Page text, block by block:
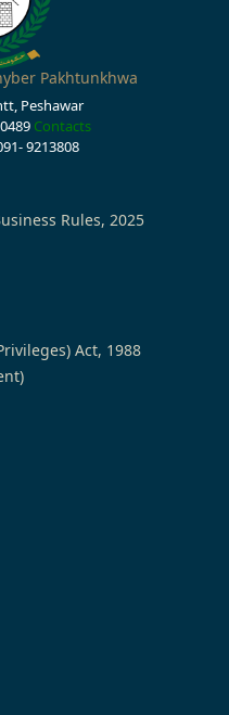
Pakhtunkhwa
Peshawar
Contacts
9213808
Rules, 2025
Act, 1988